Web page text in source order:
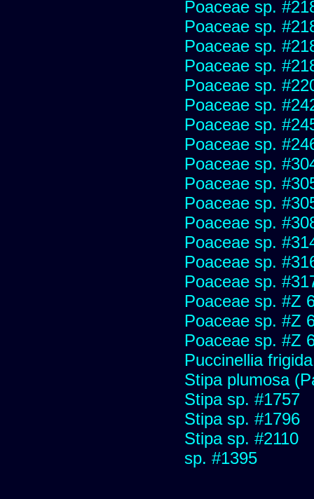
Poaceae sp.
Poaceae sp.
Poaceae sp.
Poaceae sp.
Poaceae sp.
Poaceae sp.
Poaceae sp.
Poaceae sp.
Poaceae sp.
Poaceae sp.
Poaceae sp.
Poaceae sp.
Poaceae sp.
Poaceae sp.
Poaceae sp.
Poaceae sp. #Z
Poaceae sp. #Z
Poaceae sp. #Z
Puccinellia frigida
Stipa plumosa
Stipa sp. #1757
Stipa sp. #1796
Stipa sp. #2110
sp. #1395